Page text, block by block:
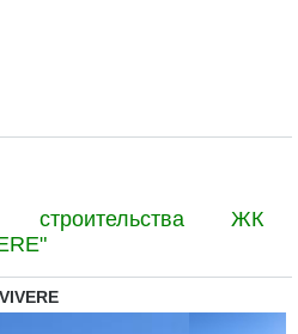
строительства ЖК